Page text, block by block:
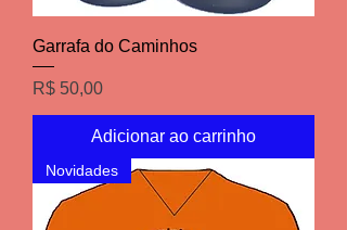
Garrafa do Caminhos
Preço
R$ 50,00
Adicionar ao carrinho
Novidades